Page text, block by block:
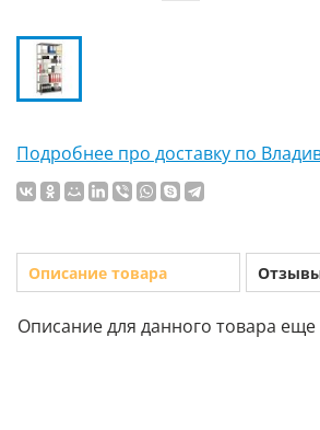
Подробнее про доставку по
Описание товара
Описание для данного товара